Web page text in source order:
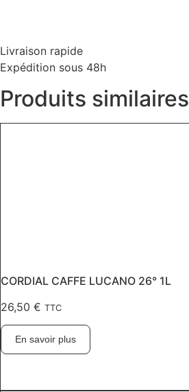
Livraison rapide
Expédition sous 48h
Produits similaires
CORDIAL CAFFE LUCANO 26° 1L
26,50 € TTC
En savoir plus